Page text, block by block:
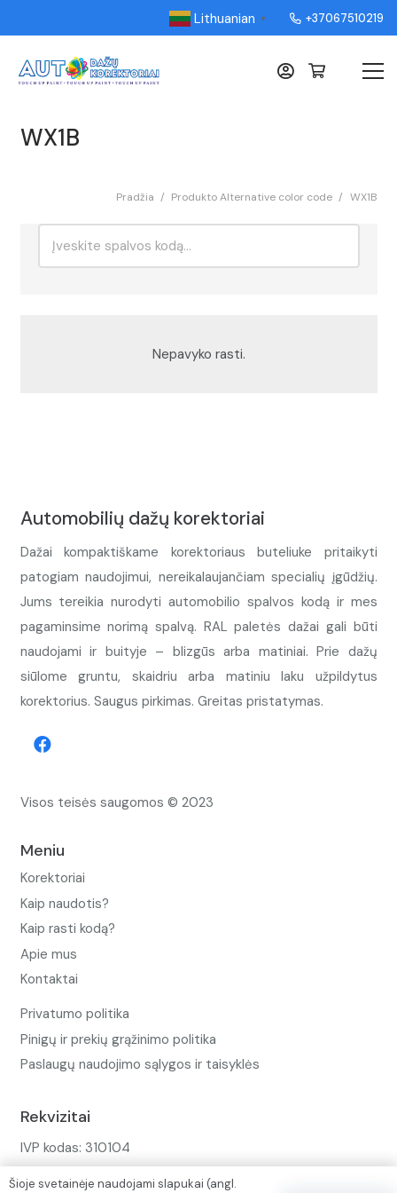
Lithuanian ▼ +37067510219
WX1B
Pradžia / Produkto Alternative color code / WX1B
Nepavyko rasti.
Automobilių dažų korektoriai
Dažai kompaktiškame korektoriaus buteliuke pritaikyti
patogiam naudojimui, nereikalaujančiam specialių įgūdžių.
Jums tereikia nurodyti automobilio spalvos kodą ir mes
pagaminsime norimą spalvą. RAL paletės dažai gali būti
naudojami ir buityje – blizgūs arba matiniai. Prie dažų
siūlome gruntu, skaidriu arba matiniu laku užpildytus
korektorius. Saugus pirkimas. Greitas pristatymas.
Visos teisės saugomos © 2023
Meniu
Korektoriai
Kaip naudotis?
Kaip rasti kodą?
Apie mus
Kontaktai
Privatumo politika
Pinigų ir prekių grąžinimo politika
Paslaugų naudojimo sąlygos ir taisyklės
Rekvizitai
IVP kodas: 310104
Šioje svetainėje naudojami slapukai (angl.